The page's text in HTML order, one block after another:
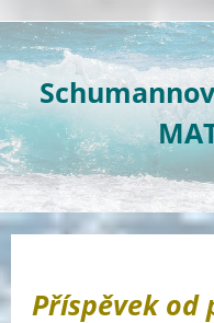
Příspěvek od